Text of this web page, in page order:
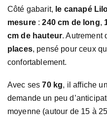
Côté gabarit, le canapé
mesure:240 cm de long,
cm de hauteur. Autrement
places, pensé pour ceux
confortablement.
Avec ses70 kg, il affiche
demande un peu
moyenne (autour de 15 à